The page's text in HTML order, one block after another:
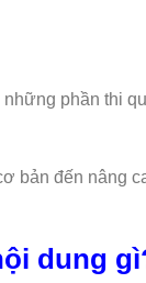
phần thi
bản đến nâng
dung